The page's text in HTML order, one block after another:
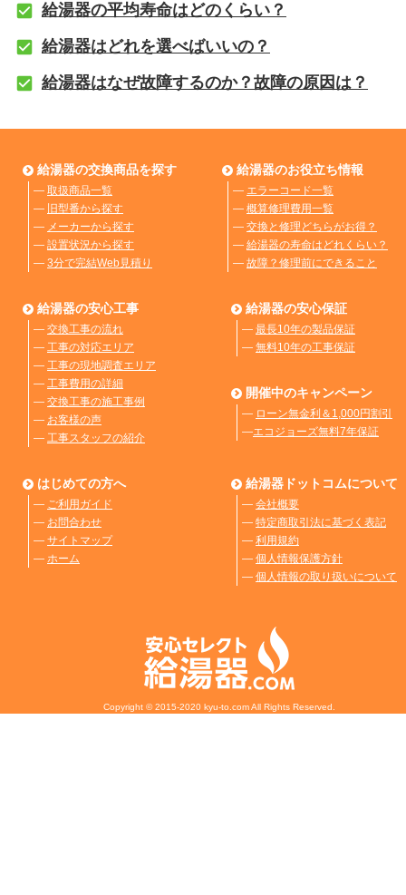
給湯器の平均寿命はどのくらい？
給湯器はどれを選べばいいの？
給湯器はなぜ故障するのか？故障の原因は？
給湯器の交換商品を探す
― 取扱商品一覧
― 旧型番から探す
― メーカーから探す
― 設置状況から探す
― 3分で完結Web見積り
給湯器のお役立ち情報
― エラーコード一覧
― 概算修理費用一覧
― 交換と修理どちらがお得？
― 給湯器の寿命はどれくらい？
― 故障？修理前にできること
給湯器の安心工事
― 交換工事の流れ
― 工事の対応エリア
― 工事の現地調査エリア
― 工事費用の詳細
― 交換工事の施工事例
― お客様の声
― 工事スタッフの紹介
給湯器の安心保証
― 最長10年の製品保証
― 無料10年の工事保証
開催中のキャンペーン
― ローン無金利＆1,000円割引
―エコジョーズ無料7年保証
はじめての方へ
― ご利用ガイド
― お問合わせ
― サイトマップ
― ホーム
給湯器ドットコムについて
― 会社概要
― 特定商取引法に基づく表記
― 利用規約
― 個人情報保護方針
― 個人情報の取り扱いについて
Copyright © 2015-2020 kyu-to.com All Rights Reserved.